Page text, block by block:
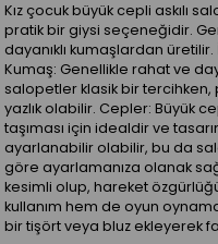
Kız çocuk büyük cepli askılı
pratik bir giysi seçeneğidir.
dayanıklı kumaşlardan
Kumaş: Genellikle rahat ve
salopetler klasik bir
yazlık olabilir. Cepler: Büyük
taşıması için idealdir ve
ayarlanabilir olabilir, bu da
göre ayarlamanıza olanak
kesimli olup, hareket
kullanım hem de oyun
bir tişört veya bluz ekleyerek